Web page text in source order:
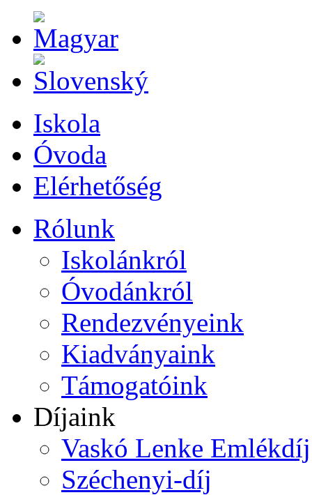
Iskola
Óvoda
Elérhetőség
Rólunk
Iskolánkról
Óvodánkról
Rendezvényeink
Kiadványaink
Támogatóink
Díjaink
Vaskó Lenke Emlékdíj
Széchenyi-díj